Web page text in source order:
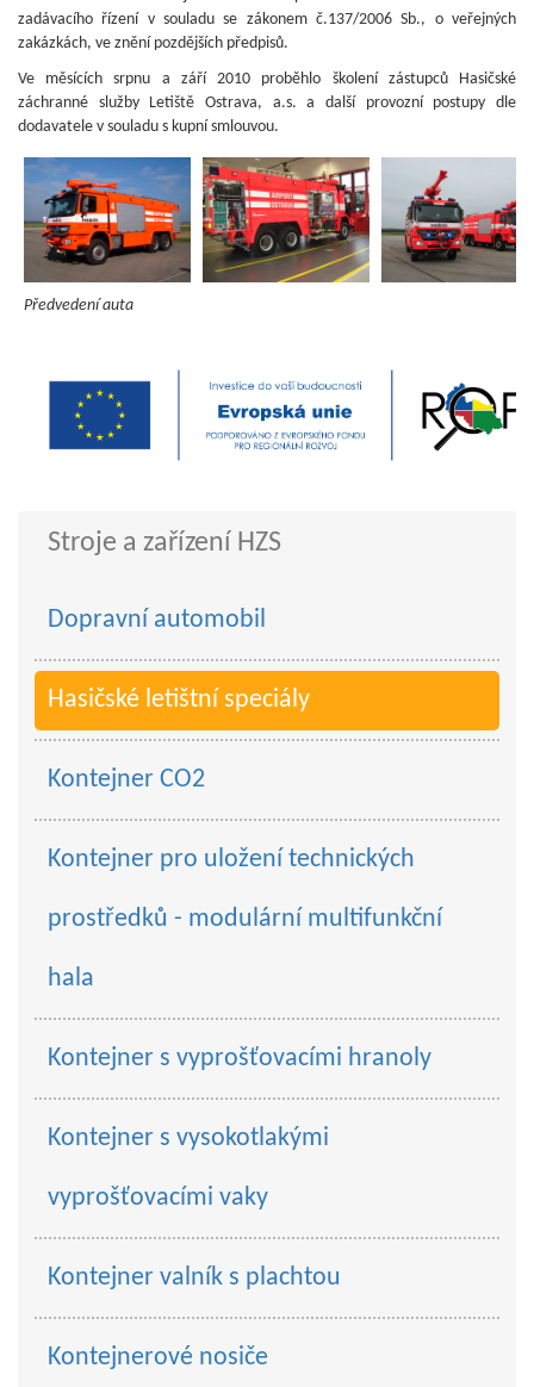
zadávacího řízení v souladu se zákonem č.137/2006 Sb., o veřejných
zakázkách, ve znění pozdějších předpisů.
Ve měsících srpnu a září 2010 proběhlo školení zástupců Hasičské
záchranné služby Letiště Ostrava, a.s. a další provozní postupy dle
dodavatele v souladu s kupní smlouvou.
Předvedení auta
Stroje a zařízení HZS
Dopravní automobil
Hasičské letištní speciály
Kontejner CO2
Kontejner pro uložení technických
prostředků - modulární multifunkční
hala
Kontejner s vyprošťovacími hranoly
Kontejner s vysokotlakými
vyprošťovacími vaky
Kontejner valník s plachtou
Kontejnerové nosiče